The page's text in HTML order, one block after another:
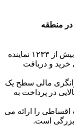
منطقه
بیمه آسیا با بیش از ۱۲۳۳ نماینده
و دریافت
مالی سطح یک
سال ۱۴۰۲)، تعهد بالایی در پرداخت به
اقساطی را ارائه می
بزرگی است.